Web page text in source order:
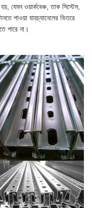
যেমন ওয়ার্কবেঞ্চ, তাক সিস্টেম,
পাওয়া যায়চ্যানেলের ভিতরে
পারে না।